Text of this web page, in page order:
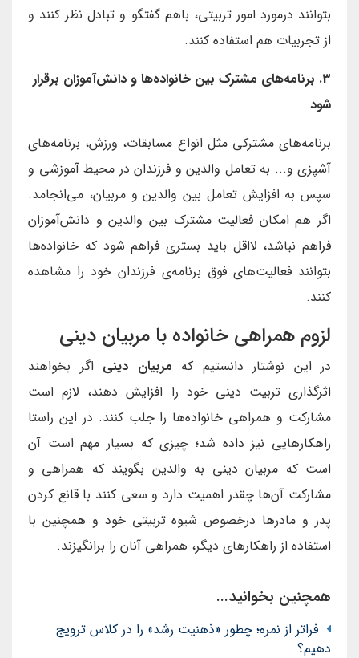
بتوانند درمورد امور تربیتی، باهم گفتگو و تبادل نظر کنند و
از تجربیات هم استفاده کنند.
3. برنامه‌های مشترک بین خانواده‌ها و دانش‌آموزان برقرار
شود
برنامه‌های مشترکی مثل انواع مسابقات، ورزش، برنامه‌های
آشپزی و... به تعامل والدین و فرزندان در محیط آموزشی و
سپس به افزایش تعامل بین والدین و مربیان، می‌‌انجامد.
اگر هم امکان فعالیت مشترک بین والدین و دانش‌آموزان
فراهم نباشد، لااقل باید بستری فراهم شود که خانواده‌ها
بتوانند فعالیت‌های فوق برنامه‌ی فرزندان خود را مشاهده
کنند.
لزوم همراهی خانواده با مربیان دینی
در این نوشتار دانستیم که مربیان دینی اگر بخواهند
اثرگذاری تربیت دینی خود را افزایش دهند، لازم است
مشارکت و همراهی خانواده‌ها را جلب کنند. در این راستا
راهکارهایی نیز داده شد؛ چیزی که بسیار مهم است آن
است که مربیان دینی به والدین بگویند که همراهی و
مشارکت آن‌ها چقدر اهمیت دارد و سعی کنند با قانع کردن
پدر و مادرها درخصوص شیوه تربیتی خود و همچنین با
استفاده از راهکارهای دیگر، همراهی آنان را برانگیزند.
همچنین بخوانید...
فراتر از نمره؛ چطور «ذهنیت رشد» را در کلاس ترویج
دهیم؟